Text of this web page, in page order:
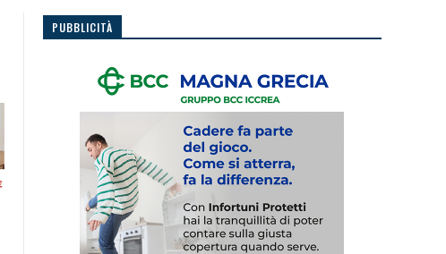
PUBBLICITÀ